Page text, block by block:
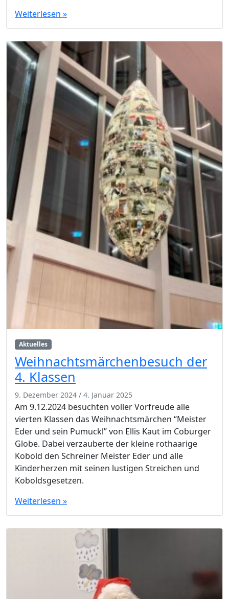
Weiterlesen »
Aktuelles
Weihnachtsmärchenbesuch der
4. Klassen
9. Dezember 2024 / 4. Januar 2025
Am 9.12.2024 besuchten voller Vorfreude alle
vierten Klassen das Weihnachtsmärchen “Meister
Eder und sein Pumuckl” von Ellis Kaut im Coburger
Globe. Dabei verzauberte der kleine rothaarige
Kobold den Schreiner Meister Eder und alle
Kinderherzen mit seinen lustigen Streichen und
Koboldsgesetzen.
Weiterlesen »